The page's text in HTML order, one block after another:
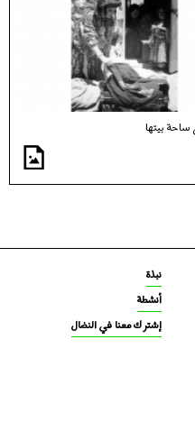
بيتها
نبذة
أنشطة
إشتر ك معنا في النضال